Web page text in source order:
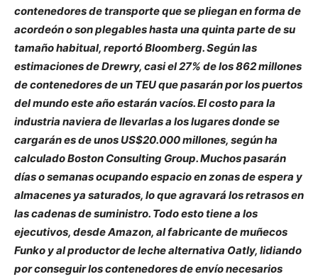
contenedores de transporte que se pliegan en forma de
acordeón o son plegables hasta una quinta parte de su
tamaño habitual, reportó Bloomberg. Según las
estimaciones de Drewry, casi el 27% de los 862 millones
de contenedores de un TEU que pasarán por los puertos
del mundo este año estarán vacíos. El costo para la
industria naviera de llevarlas a los lugares donde se
cargarán es de unos US$20.000 millones, según ha
calculado Boston Consulting Group. Muchos pasarán
días o semanas ocupando espacio en zonas de espera y
almacenes ya saturados, lo que agravará los retrasos en
las cadenas de suministro. Todo esto tiene a los
ejecutivos, desde Amazon, al fabricante de muñecos
Funko y al productor de leche alternativa Oatly, lidiando
por conseguir los contenedores de envío necesarios